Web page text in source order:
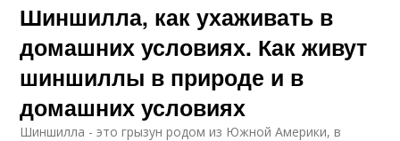
Шиншилла, как ухаживать в
домашних условиях. Как живут
шиншиллы в природе и в
домашних условиях
Шиншилла - это грызун родом из Южной Америки, в